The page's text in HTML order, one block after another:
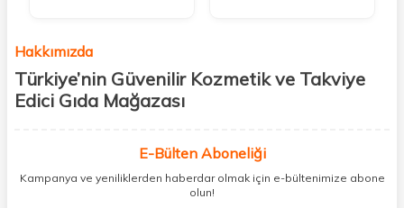
Hakkımızda
Türkiye’nin Güvenilir Kozmetik ve Takviye
Edici Gıda Mağazası
kişisel bakım hem de takviye edici gıda ürünlerini sizlerle
buluşturuyoruz. Artık mağaza mağaza dolaşmanıza gerek yok;
ihtiyacınız olan her şeyi tek bir çatı altında topluyor ve kapınıza kadar
E-Bülten Aboneliği
Kampanya ve yeniliklerden haberdar olmak için e-bültenimize abone
olun!